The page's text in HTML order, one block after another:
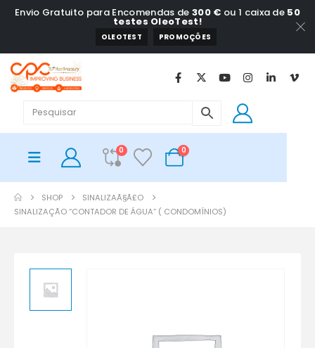
Envio Gratuito para Encomendas de 300 € ou 1 caixa de 50
testes OleoTest!
OLEOTEST PROMOÇÕES
0 0
SHOP
SINALIZAÃ§Ã£O
SINALIZAÇÃO “CONTADOR DE ÁGUA” ( CONDOMÍNIOS)